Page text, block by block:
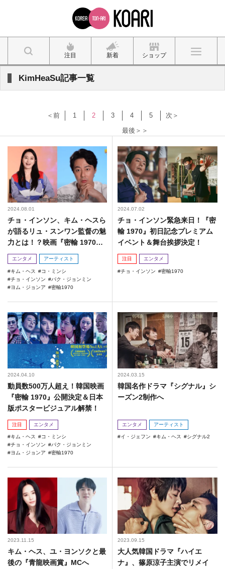
注目 新着 ショップ
KimHeaSu記事一覧
＜前 1 2 3 4 5
次＞
最後＞＞
2024.08.01
チョ・インソン、キム・ヘスら
が語るリュ・スンワン監督の魅
力とは！？映画『密輸 1970』
スペシャル映像＆NG集一挙公
開！
エンタメ アーティスト
キム・ヘス
コ・ミンシ
チョ・インソン
パク・ジョンミン
ヨム・ジョンア
密輸1970
2024.07.02
チョ・インソン緊急来日！『密
輸 1970』初日記念プレミアム
イベント＆舞台挨拶決定！
注目 エンタメ
チョ・インソン 密輸1970
2024.04.10
動員数500万人超え！韓国映画
『密輸 1970』公開決定＆日本
版ポスタービジュアル解禁！
注目 エンタメ
キム・ヘス
コ・ミンシ
チョ・インソン
パク・ジョンミン
ヨム・ジョンア
密輸1970
2024.03.15
韓国名作ドラマ『シグナル』シ
ーズン2制作へ
エンタメ アーティスト
イ・ジェフン キム・ヘス シグナル2
2023.11.15
キム・ヘス、ユ・ヨンソクと最
後の『青龍映画賞』MCへ
2023.09.15
大人気韓国ドラマ『ハイエ
ナ』、篠原涼子主演でリメイ